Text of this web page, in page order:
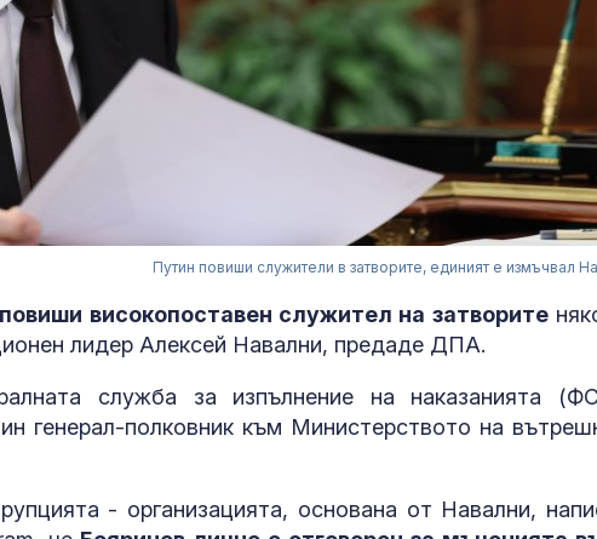
Путин повиши служители в затворите, единият е измъчвал
високопоставен служител на затворите
лидер Алексей Навални, предаде ДПА.
служба за изпълнение на наказанията
генерал-полковник към Министерството на
- организацията, основана от Навални,